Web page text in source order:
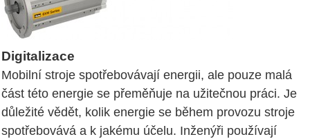
Digitalizace
Mobilní stroje spotřebovávají energii, ale pouze malá
část této energie se přeměňuje na užitečnou práci. Je
důležité vědět, kolik energie se během provozu stroje
spotřebovává a k jakému účelu. Inženýři používají